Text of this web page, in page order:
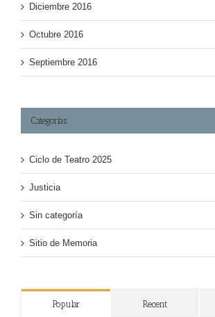
Diciembre 2016
Octubre 2016
Septiembre 2016
Categorías
Ciclo de Teatro 2025
Justicia
Sin categoría
Sitio de Memoria
Popular Recent